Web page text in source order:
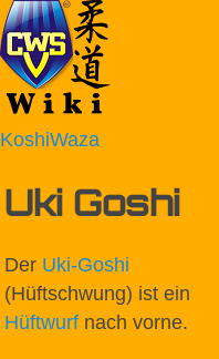
KoshiWaza
Uki Goshi
Der Uki-Goshi
(Hüftschwung) ist ein
Hüftwurf nach vorne.